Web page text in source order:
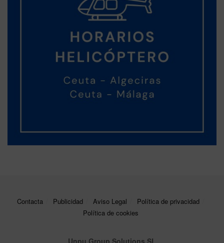
Contacta Publicidad Aviso Legal
Política de privacidad
Política de cookies
Unpu Group Solutions SL